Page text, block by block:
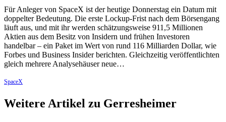
Für Anleger von SpaceX ist der heutige Donnerstag ein Datum mit
doppelter Bedeutung. Die erste Lockup-Frist nach dem Börsengang
läuft aus, und mit ihr werden schätzungsweise 911,5 Millionen
Aktien aus dem Besitz von Insidern und frühen Investoren
handelbar – ein Paket im Wert von rund 116 Milliarden Dollar, wie
Forbes und Business Insider berichten. Gleichzeitig veröffentlichten
gleich mehrere Analysehäuser neue…
SpaceX
Weitere Artikel zu Gerresheimer